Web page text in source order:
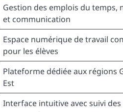
Gestion des emplois du temps,
et communication
Espace numérique de travail
pour les élèves
Plateforme dédiée aux régions
Est
Interface intuitive avec suivi des